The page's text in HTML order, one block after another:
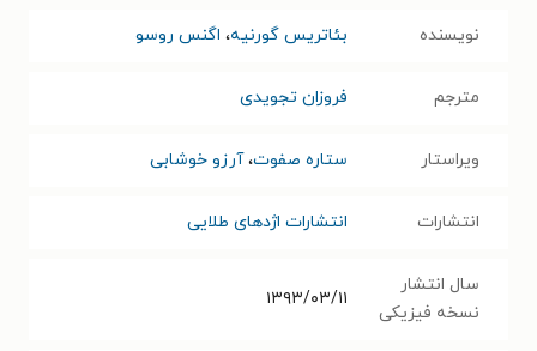
نویسنده بئاتریس گورنیه، اگنس روسو
مترجم فروزان تجویدی
ویراستار ستاره صفوت،آرزو خوشابی
انتشارات انتشارات اژدهای طلایی
سال انتشار
نسخه فیزیکی
۱۳۹۳/۰۳/۱۱